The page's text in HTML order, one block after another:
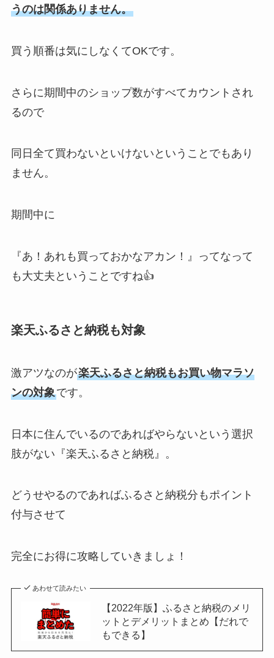
うのは関係ありません。
買う順番は気にしなくてOKです。
さらに期間中のショップ数がすべてカウントされ
るので
同日全て買わないといけないということでもあり
ません。
期間中に
『あ！あれも買っておかなアカン！』ってなって
も大丈夫ということですね👍
楽天ふるさと納税も対象
激アツなのが楽天ふるさと納税もお買い物マラソ
ンの対象です。
日本に住んでいるのであればやらないという選択
肢がない『楽天ふるさと納税』。
どうせやるのであればふるさと納税分もポイント
付与させて
完全にお得に攻略していきましょ！
あわせて読みたい
【2022年版】ふるさと納税のメリ
ットとデメリットまとめ【だれで
もできる】